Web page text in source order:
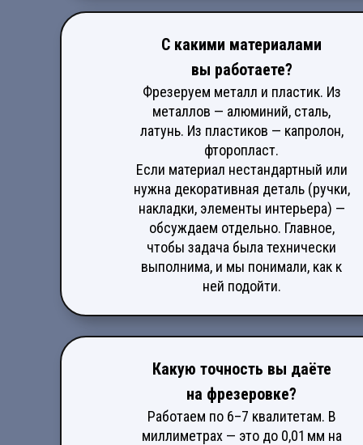
С какими материалами
вы работаете?
Фрезеруем металл и пластик. Из
металлов — алюминий, сталь,
латунь. Из пластиков — капролон,
фторопласт.
Если материал нестандартный или
нужна декоративная деталь (ручки,
накладки, элементы интерьера) —
обсуждаем отдельно. Главное,
чтобы задача была технически
выполнима, и мы понимали, как к
ней подойти.
Какую точность вы даёте
на фрезеровке?
Работаем по 6–7 квалитетам. В
миллиметрах — это до 0,01 мм на